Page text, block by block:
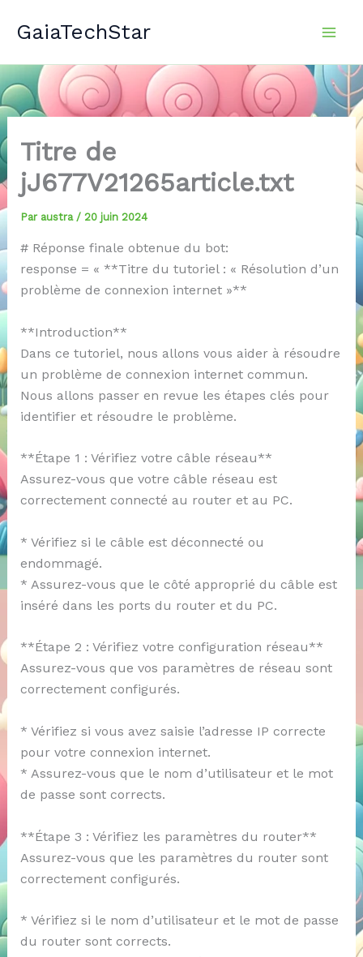
GaiaTechStar
Titre de
jJ677V21265article.txt
Par austra / 20 juin 2024
# Réponse finale obtenue du bot:
response = « **Titre du tutoriel : « Résolution d’un
problème de connexion internet »**
**Introduction**
Dans ce tutoriel, nous allons vous aider à résoudre
un problème de connexion internet commun.
Nous allons passer en revue les étapes clés pour
identifier et résoudre le problème.
**Étape 1 : Vérifiez votre câble réseau**
Assurez-vous que votre câble réseau est
correctement connecté au router et au PC.
* Vérifiez si le câble est déconnecté ou
endommagé.
* Assurez-vous que le côté approprié du câble est
inséré dans les ports du router et du PC.
**Étape 2 : Vérifiez votre configuration réseau**
Assurez-vous que vos paramètres de réseau sont
correctement configurés.
* Vérifiez si vous avez saisie l’adresse IP correcte
pour votre connexion internet.
* Assurez-vous que le nom d’utilisateur et le mot
de passe sont corrects.
**Étape 3 : Vérifiez les paramètres du router**
Assurez-vous que les paramètres du router sont
correctement configurés.
* Vérifiez si le nom d’utilisateur et le mot de passe
du router sont corrects.